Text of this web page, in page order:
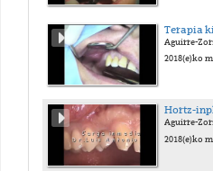
2018(e)ko
2018(e)ko